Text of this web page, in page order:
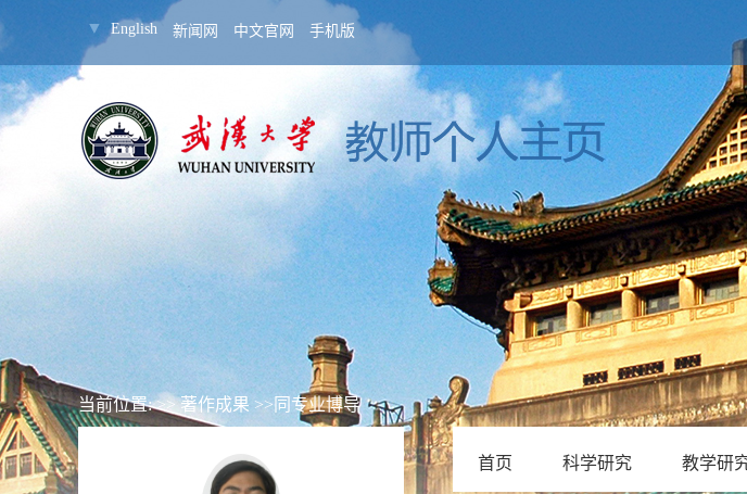
▼ English 新闻网 中文官网 手机版
当前位置: >>著作成果 >>同专业博导
首页 科学研究 教学研